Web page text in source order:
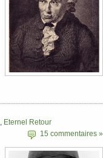
, Eternel Retour
15 commentaires »